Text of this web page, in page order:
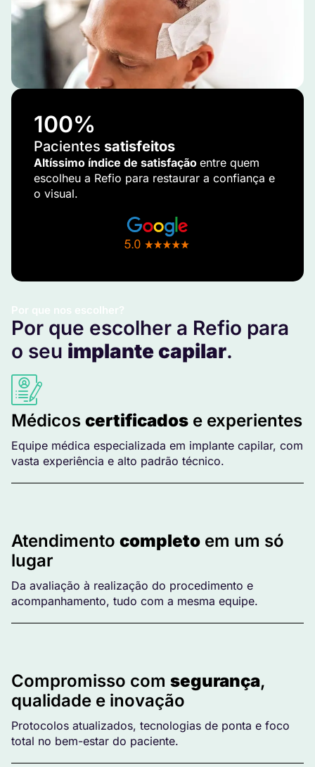
Por que nos escolher?
Por que escolher a Refio para
o seu implante capilar.
Médicos certificados e experientes
Equipe médica especializada em implante capilar, com
vasta experiência e alto padrão técnico.
Atendimento completo em um só
lugar
Da avaliação à realização do procedimento e
acompanhamento, tudo com a mesma equipe.
Compromisso com segurança,
qualidade e inovação
Protocolos atualizados, tecnologias de ponta e foco
total no bem-estar do paciente.
100%
Pacientes satisfeitos
Altíssimo índice de satisfação entre quem
escolheu a Refio para restaurar a confiança e
o visual.